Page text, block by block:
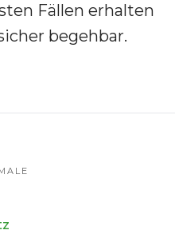
Fällen erhalten
begehbar.